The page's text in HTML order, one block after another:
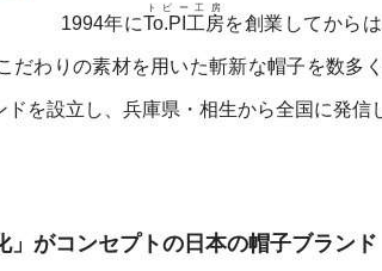
1994年にTo.PI工房
トピー工房
を創業してから
だわりの素材を用いた斬新な帽子を数多
を設立し、兵庫県・相生から全国に発信
」がコンセプトの日本の帽子ブランド